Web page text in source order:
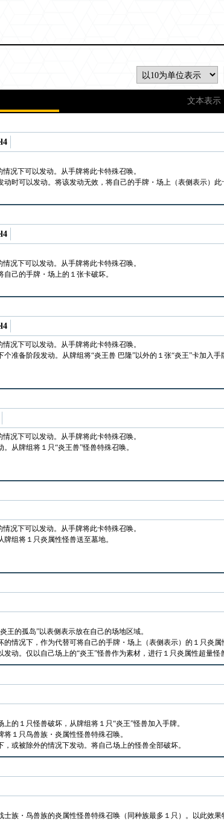
文本表示
况下可以发动。从手牌将此卡特殊召唤。
时可以发动。将该发动无效，将自己的手牌・场上（表侧表示）此
况下可以发动。从手牌将此卡特殊召唤。
己的手牌・场上的１张卡破坏。
况下可以发动。从手牌将此卡特殊召唤。
准备阶段发动。从牌组将“炎王兽 巴隆”以外的１张“炎王”卡加入手
况下可以发动。从手牌将此卡特殊召唤。
从牌组将１只“炎王兽”怪兽特殊召唤。
况下可以发动。从手牌将此卡特殊召唤。
组将１只炎属性怪兽送至墓地。
的孤岛”以表侧表示放在自己的场地区域。
情况下，作为代替可将自己的手牌・场上（表侧表示）的１只炎属
动。仅以自己场上的“炎王”怪兽作为素材，进行１只炎属性超量怪
的１只怪兽破坏，从牌组将１只“炎王”怪兽加入手牌。
１只鸟兽族・炎属性怪兽特殊召唤。
或被除外的情况下发动。将自己场上的怪兽全部破坏。
族・鸟兽族的炎属性怪兽特殊召唤（同种族最多１只）。以此效